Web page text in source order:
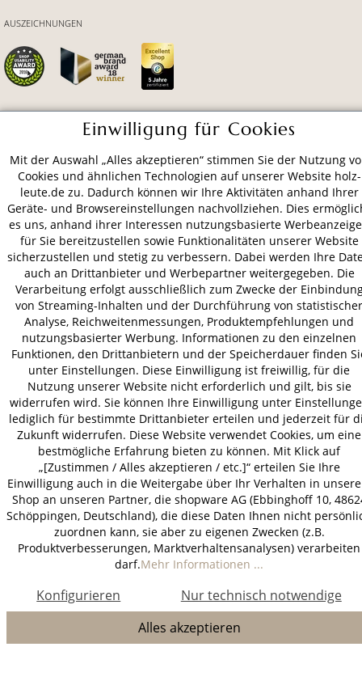
VERSAND
AUSZEICHNUNGEN
AGB Datenschutz
Impressum
© 2026 HOLZ-LEUTE
* Alle Preise inkl. gesetzl. Mehrwertsteuer zzgl.Versandkosten.
Einwilligung für Cookies
Mit der Auswahl „Alles akzeptieren“ stimmen Sie der Nutzung
Cookies und ähnlichen Technologien auf unserer Website holz-
leute.de zu. Dadurch können wir Ihre Aktivitäten anhand Ihrer
Geräte- und Browsereinstellungen nachvollziehen. Dies
es uns, anhand ihrer Interessen nutzungsbasierte
für Sie bereitzustellen sowie Funktionalitäten unserer Website
sicherzustellen und stetig zu verbessern. Dabei werden Ihre
auch an Drittanbieter und Werbepartner weitergegeben. Die
Verarbeitung erfolgt ausschließlich zum Zwecke der
von Streaming-Inhalten und der Durchführung von statistischer
Analyse, Reichweitenmessungen, Produktempfehlungen und
nutzungsbasierter Werbung. Informationen zu den einzelnen
Funktionen, den Drittanbietern und der Speicherdauer finden
unter Einstellungen. Diese Einwilligung ist freiwillig, für die
Nutzung unserer Website nicht erforderlich und gilt, bis sie
widerrufen wird. Sie können Ihre Einwilligung unter
lediglich für bestimmte Drittanbieter erteilen und jederzeit für
Zukunft widerrufen. Diese Website verwendet Cookies, um eine
bestmögliche Erfahrung bieten zu können. Mit Klick auf
„[Zustimmen / Alles akzeptieren / etc.]“ erteilen Sie Ihre
Einwilligung auch in die Weitergabe über Ihr Verhalten in
Shop an unseren Partner, die shopware AG (Ebbinghoff 10,
Schöppingen, Deutschland), die diese Daten Ihnen nicht
zuordnen kann, sie aber zu eigenen Zwecken (z.B.
Produktverbesserungen, Marktverhaltensanalysen) verarbeiten
darf.Mehr Informationen ...
Nur technisch notwendige
Konfigurieren
Alles akzeptieren